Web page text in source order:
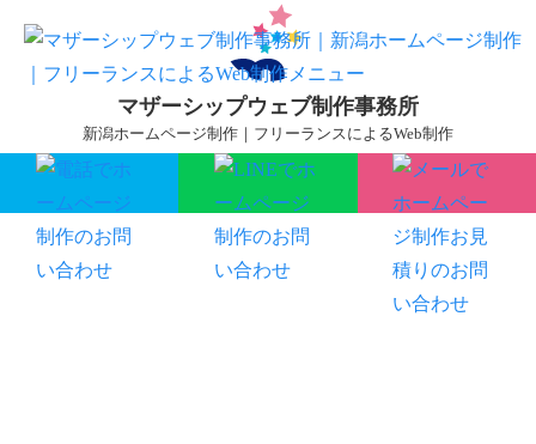
マザーシップウェブ制作事務所
新潟ホームページ制作｜フリーランスによるWeb制作
マザーシップについて
ホームページ制作サービス
制作実績